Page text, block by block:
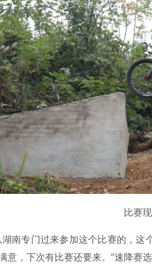
比赛
湖南专门过来参加这个比赛的，
意，下次有比赛还要来。”速降赛